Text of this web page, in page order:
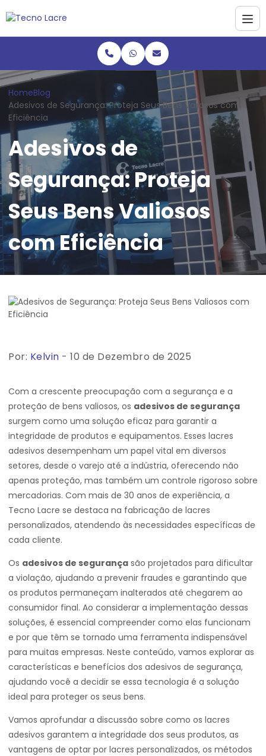
HomeBlog
Adesivos de Segurança: Proteja Seus Bens Valiosos com
Eficiência
Adesivos de
Segurança: Proteja
Seus Bens Valiosos
com Eficiência
Por: Kelvin - 10 de Dezembro de 2025
Com a crescente preocupação com a segurança e a
proteção de bens valiosos, os adesivos de segurança
surgem como uma solução eficaz para garantir a
integridade de produtos e equipamentos. Esses lacres
adesivos desempenham um papel vital em diversos
setores, desde o varejo até a indústria, oferecendo não
apenas proteção, mas também um controle rigoroso sobre
mercadorias. Com mais de 30 anos de experiência, a
Tecno Lacre se destaca na fabricação de lacres
personalizados, atendendo às necessidades específicas de
cada cliente.
Os adesivos de segurança são projetados para dificultar
a violação, ajudando a prevenir fraudes e garantindo que
os produtos permaneçam inalterados até chegarem ao
consumidor final. Ao considerar a implementação dessas
soluções, é essencial compreender como elas funcionam
e por que têm se tornado uma ferramenta indispensável
para muitas empresas. Neste conteúdo, vamos explorar as
características e benefícios dos adesivos de segurança,
ajudando você a decidir se essa tecnologia é a solução
ideal para proteger os seus bens.
Vamos aprofundar a discussão sobre como os lacres
adesivos garantem a integridade dos seus produtos, as
vantagens de optar por lacres personalizados, os métodos